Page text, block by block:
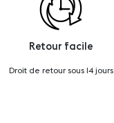
Retour facile
Droit de retour sous 14 jours